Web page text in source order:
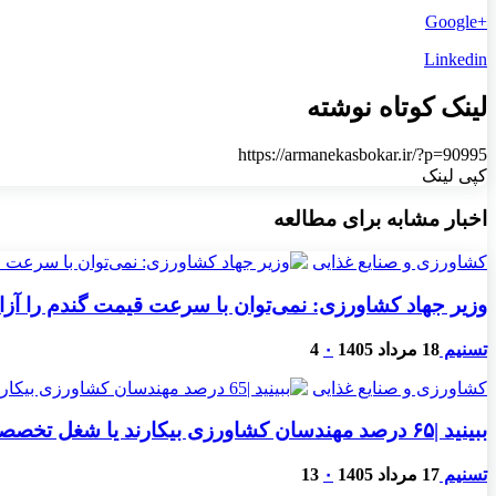
+Google
Linkedin
لینک کوتاه نوشته
https://armanekasbokar.ir/?p=90995
کپی لینک
اخبار مشابه برای مطالعه
کشاورزی و صنایع غذایی
وزیر جهاد کشاورزی: نمی‌توان با سرعت قیمت گندم را
تسنیم 18 مرداد 1405 ۰ 4
کشاورزی و صنایع غذایی
ببینید |۶۵ درصد مهندسان کشاورزی بیکارند یا شغل تخصصی ندارند
تسنیم 17 مرداد 1405 ۰ 13